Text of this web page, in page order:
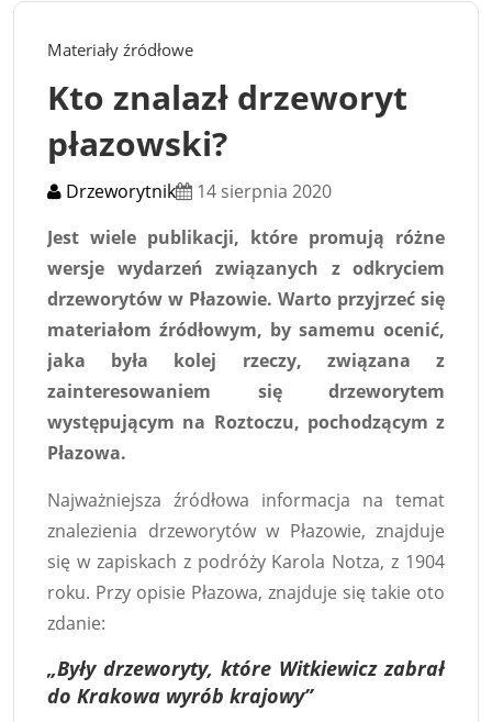
Materiały źródłowe
Kto znalazł drzeworyt
płazowski?
Drzeworytnik
14 sierpnia 2020
Jest wiele publikacji, które promują różne
wersje wydarzeń związanych z odkryciem
drzeworytów w Płazowie. Warto przyjrzeć się
materiałom źródłowym, by samemu ocenić,
jaka była kolej rzeczy, związana z
zainteresowaniem się drzeworytem
występującym na Roztoczu, pochodzącym z
Płazowa.
Najważniejsza źródłowa informacja na temat
znalezienia drzeworytów w Płazowie, znajduje
się w zapiskach z podróży Karola Notza, z 1904
roku. Przy opisie Płazowa, znajduje się takie oto
zdanie:
„Były drzeworyty, które Witkiewicz zabrał
do Krakowa wyrób krajowy”